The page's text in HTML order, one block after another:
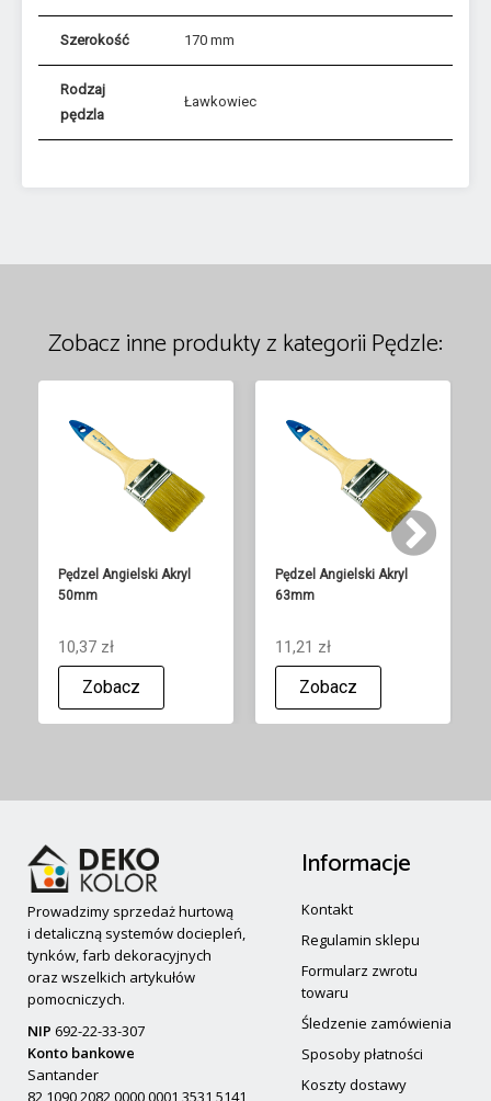
Szerokość 170 mm
Rodzaj
pędzla
Ławkowiec
Zobacz inne produkty z kategorii Pędzle:
Pędzel Angielski Akryl
50mm
10,37 zł
Zobacz
Pędzel Angielski Akryl
63mm
11,21 zł
Zobacz
Prowadzimy sprzedaż hurtową
i detaliczną systemów dociepleń,
tynków, farb dekoracyjnych
oraz wszelkich artykułów
pomocniczych.
NIP 692-22-33-307
Konto bankowe
Santander
82 1090 2082 0000 0001 3531 5141
Informacje
Kontakt
Regulamin sklepu
Formularz zwrotu
towaru
Śledzenie zamówienia
Sposoby płatności
Koszty dostawy